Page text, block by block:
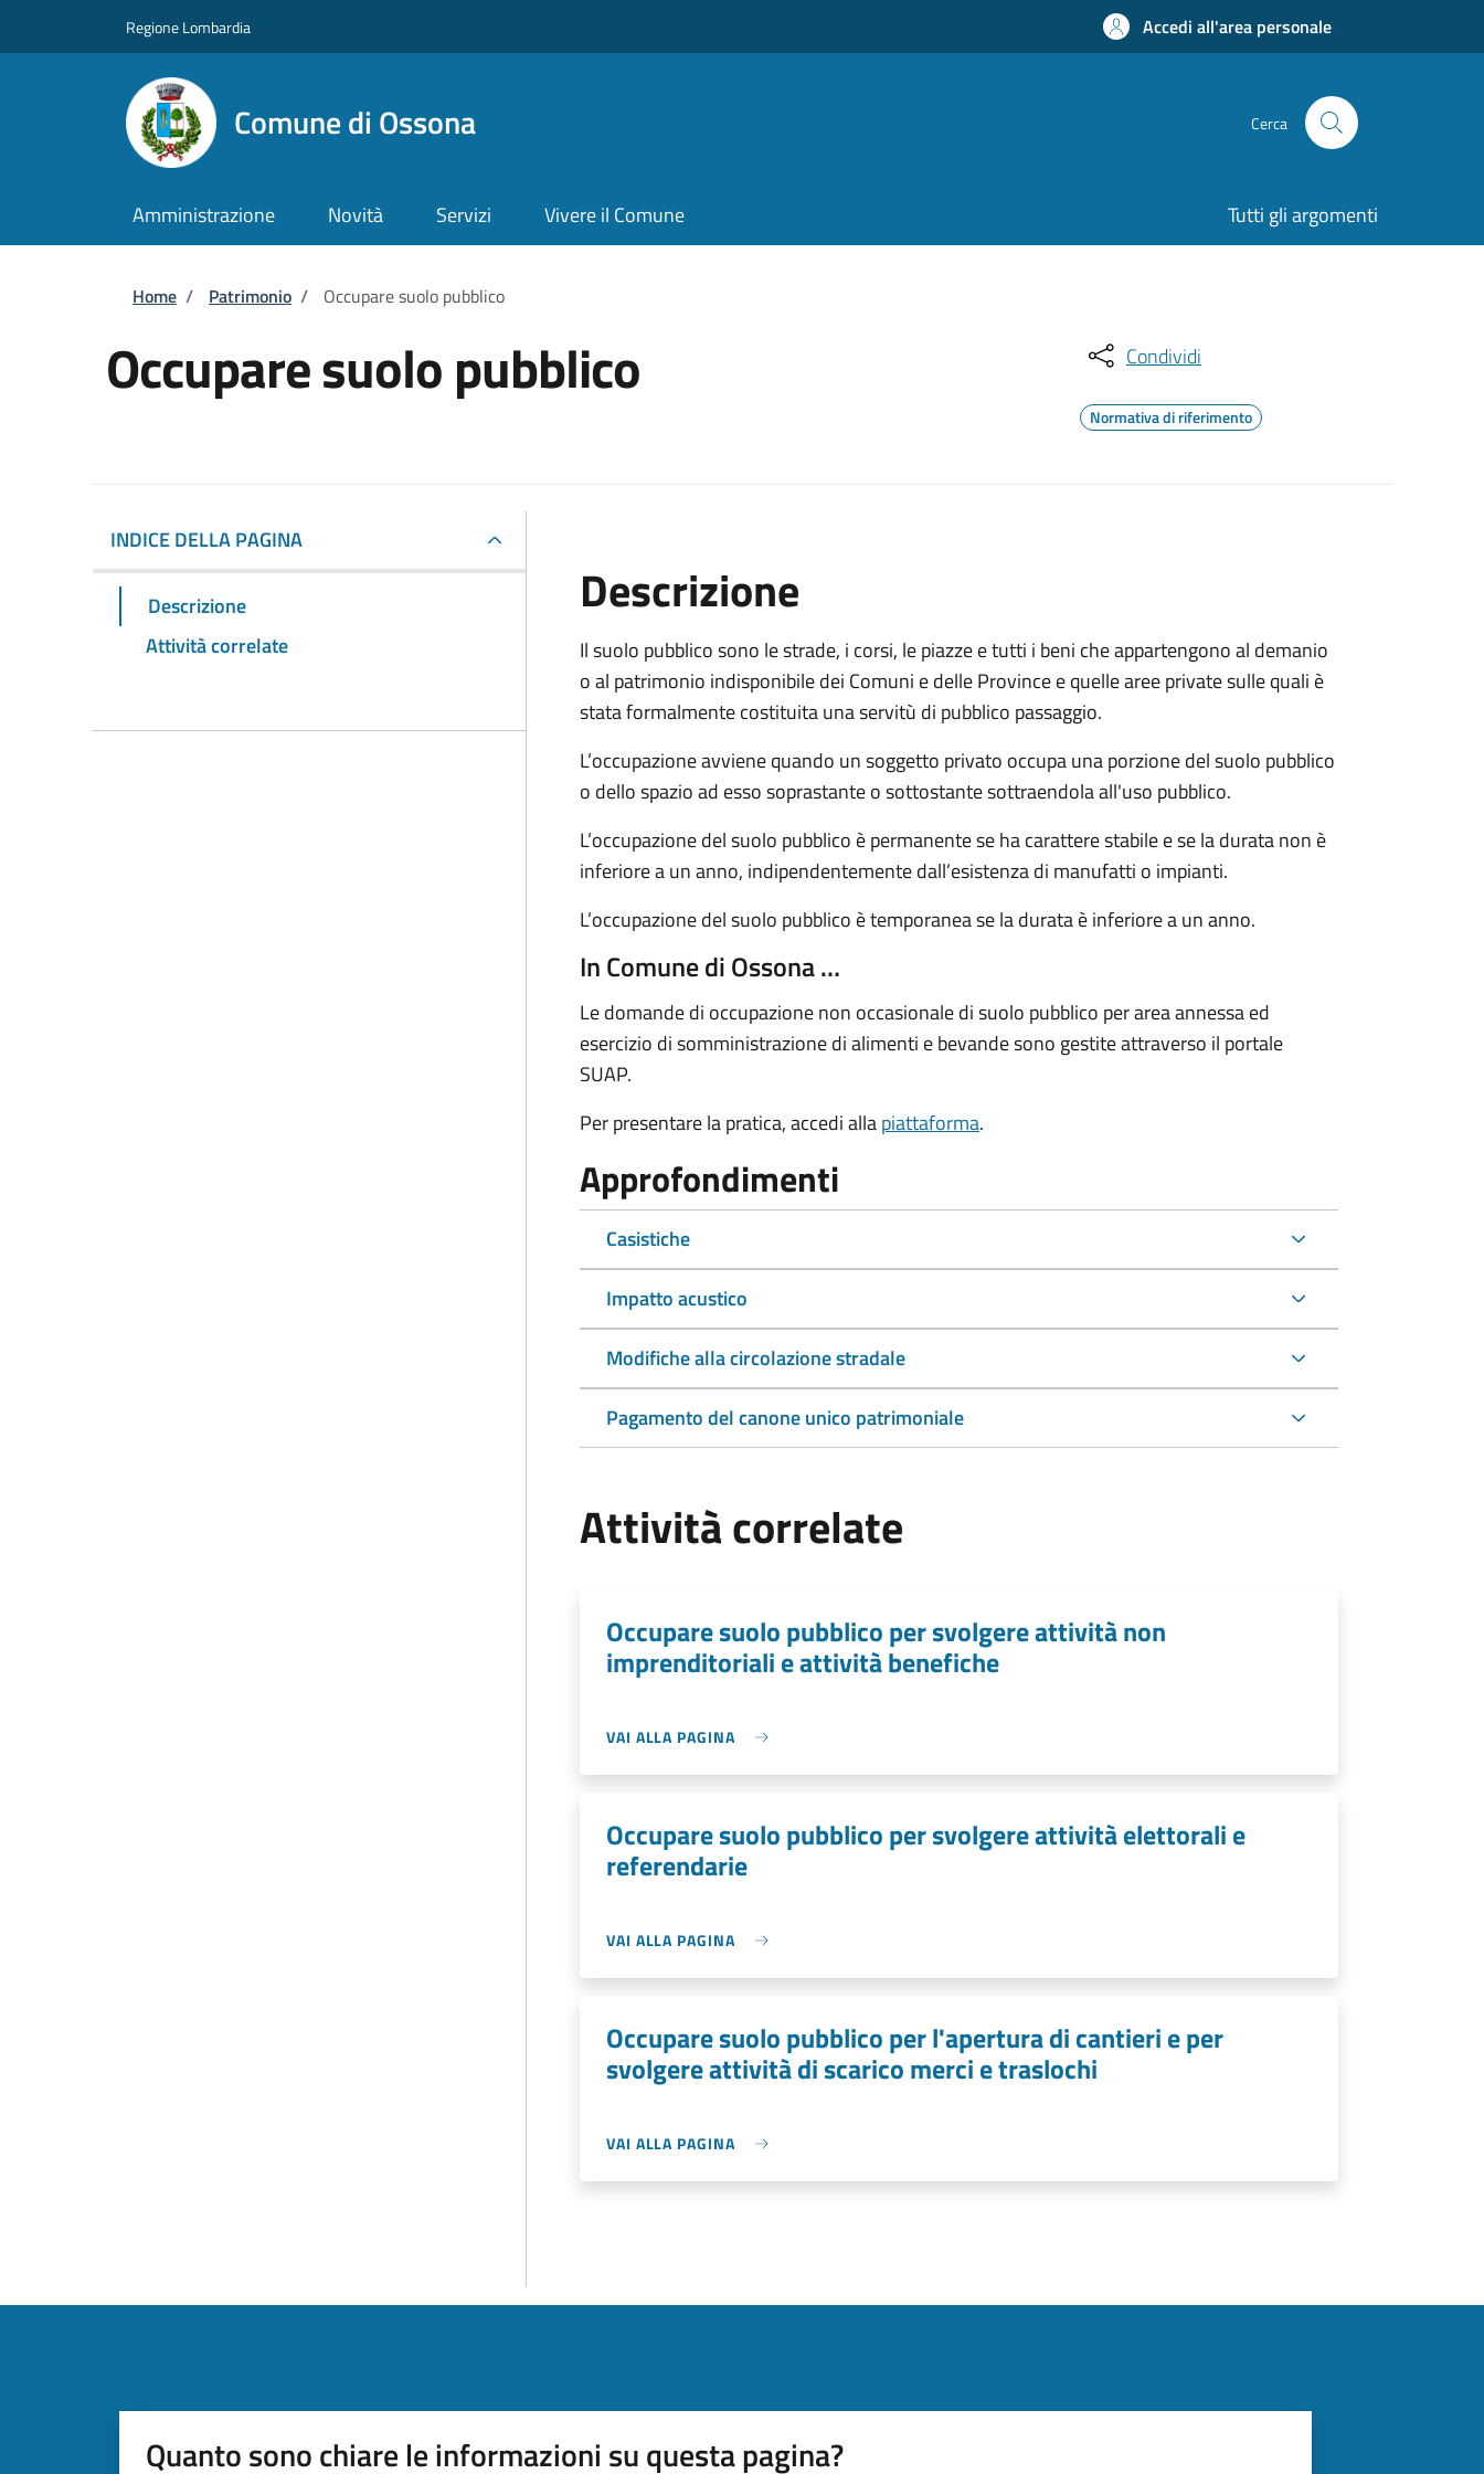
Regione Lombardia Accedi all'area personale
Comune di Ossona Cerca
Amministrazione Novità Servizi Vivere il Comune Tutti gli argomenti
Briciole di pane
Home / Patrimonio / Occupare suolo pubblico
Occupare suolo pubblico Condividi
Normativa di riferimento
INDICE DELLA PAGINA
Descrizione
Attività correlate
Descrizione
Il suolo pubblico sono le strade, i corsi, le piazze e tutti i beni che appartengono al demanio
o al patrimonio indisponibile dei Comuni e delle Province e quelle aree private sulle quali è
stata formalmente costituita una servitù di pubblico passaggio.
L’occupazione avviene quando un soggetto privato occupa una porzione del suolo pubblico
o dello spazio ad esso soprastante o sottostante sottraendola all'uso pubblico.
L’occupazione del suolo pubblico è permanente se ha carattere stabile e se la durata non è
inferiore a un anno, indipendentemente dall’esistenza di manufatti o impianti.
L’occupazione del suolo pubblico è temporanea se la durata è inferiore a un anno.
In Comune di Ossona …
Le domande di occupazione non occasionale di suolo pubblico per area annessa ed
esercizio di somministrazione di alimenti e bevande sono gestite attraverso il portale
SUAP.
Per presentare la pratica, accedi allapiattaforma.
Approfondimenti
Casistiche
Impatto acustico
Modifiche alla circolazione stradale
Pagamento del canone unico patrimoniale
Attività correlate
Occupare suolo pubblico per svolgere attività non
imprenditoriali e attività benefiche
VAI ALLA PAGINA
Occupare suolo pubblico per svolgere attività elettorali e
referendarie
VAI ALLA PAGINA
Occupare suolo pubblico per l'apertura di cantieri e per
svolgere attività di scarico merci e traslochi
VAI ALLA PAGINA
Quanto sono chiare le informazioni su questa pagina?